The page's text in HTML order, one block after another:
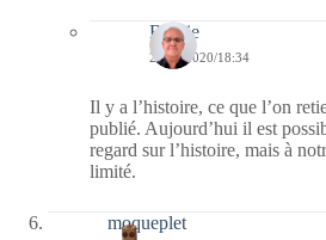
Bernie
29/03/2020/18:34
Il y a l’histoire, ce que l’on
publié. Aujourd’hui il est
regard sur l’histoire, mais à
limité.
moqueplet